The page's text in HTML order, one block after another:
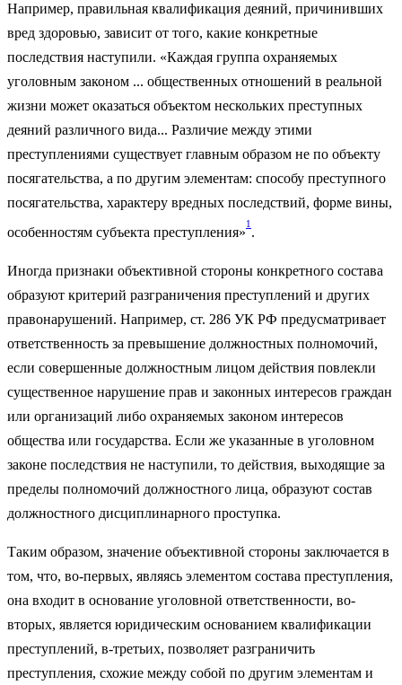
Например, правильная квалификация деяний, причинивших
вред здоровью, зависит от того, какие конкретные
последствия наступили. «Каждая группа охраняемых
уголовным зако­ном ... общественных отношений в реальной
жизни может ока­заться объектом нескольких преступных
деяний различного вида... Различие между этими
преступлениями существует глав­ным образом не по объекту
посягательства, а по другим элемен­там: способу преступного
посягательства, характеру вредных пос­ледствий, форме вины,
особенностям субъекта преступления»
1
.
Иногда признаки объективной стороны конкретного состава
образуют критерий разграничения преступлений и других
право­нарушений. Например, ст. 286 УК РФ предусматривает
ответст­венность за превышение должностных полномочий,
если совер­шенные должностным лицом действия повлекли
существенное нарушение прав и законных интересов граждан
или организаций либо охраняемых законом интересов
общества или государства. Если же указанные в уголовном
законе последствия не наступили, то действия, выходящие за
пределы полномочий должностного лица, образуют состав
должностного дисциплинарного проступка.
Таким образом, значение объективной стороны заключается в
том, что, во-первых, являясь элементом состава преступления,
она входит в основание уголовной ответственности, во-
вторых, является юридическим основанием квалификации
преступлений, в-третьих, позволяет разграничить
преступления, схожие между собой по другим элементам и